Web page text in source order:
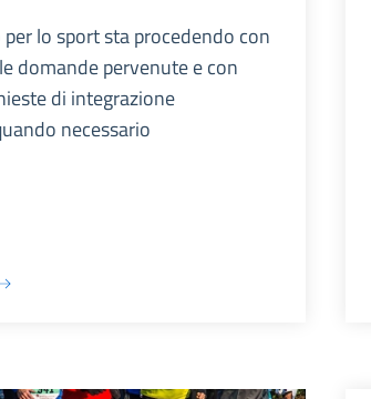
lo sport sta procedendo con
domande pervenute e con
di integrazione
necessario